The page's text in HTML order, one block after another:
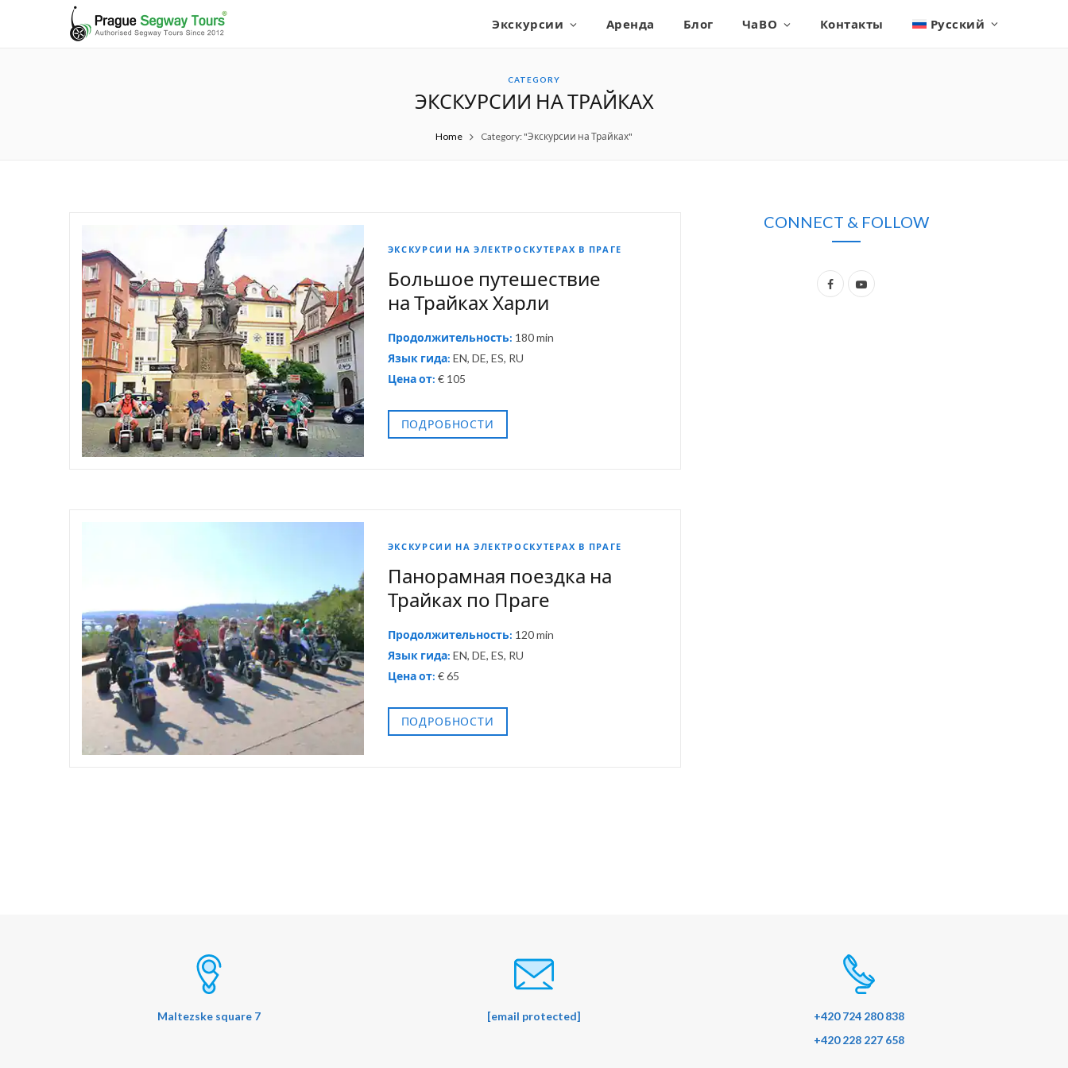
Экскурсии Аренда Блог ЧаВО Контакты Русский
CATEGORY
ЭКСКУРСИИ НА ТРАЙКАХ
Home Category: "Экскурсии на Трайках"
ЭКСКУРСИИ НА ЭЛЕКТРОСКУТЕРАХ В ПРАГЕ
Большое путешествие
на Трайках Харли
Продолжительность: 180 min
Язык гида: EN, DE, ES, RU
Цена от: € 105
ПОДРОБНОСТИ
ЭКСКУРСИИ НА ЭЛЕКТРОСКУТЕРАХ В ПРАГЕ
Панорамная поездка на
Трайках по Праге
Продолжительность: 120 min
Язык гида: EN, DE, ES, RU
Цена от: € 65
ПОДРОБНОСТИ
CONNECT & FOLLOW
F
Y
Maltezske square 7 [email protected]
+420 724 280 838
+420 228 227 658